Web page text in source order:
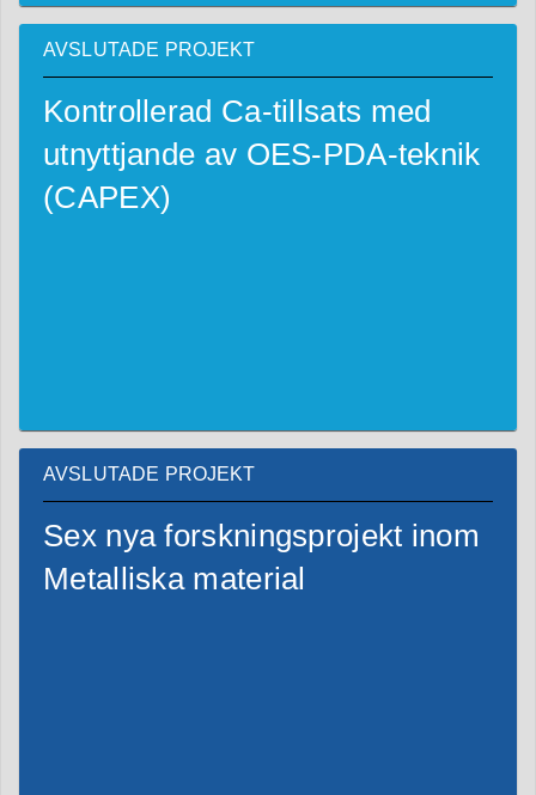
AVSLUTADE PROJEKT
Kontrollerad Ca-tillsats med
utnyttjande av OES-PDA-teknik
(CAPEX)
AVSLUTADE PROJEKT
Sex nya forskningsprojekt inom
Metalliska material